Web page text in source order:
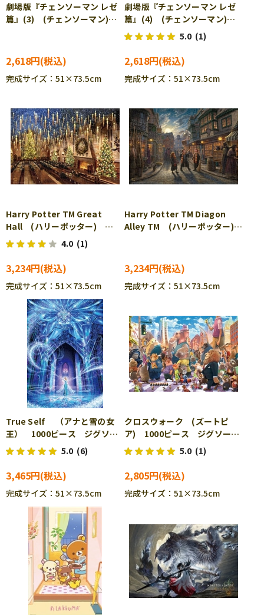
劇場版『チェンソーマン レゼ
篇』(3) (チェンソーマン)
2,618円
完成サイズ：51×73.5cm
劇場版『チェンソーマン レゼ
篇』(4) (チェンソーマン)
1000ピース ジグソーパズ
ル ENS-1000T-559
5.0 (1)
2,618円
完成サイズ：51×73.5cm
Harry Potter TM Great
Hall (ハリーポッター)
1000ピース ジグソーパズ
ル TEN-B1000-849
4.0 (1)
3,234円
完成サイズ：51×73.5cm
Harry Potter TM Diagon
Alley TM (ハリーポッター)
3,234円
完成サイズ：51×73.5cm
True Self （アナと雪の女
王） 1000ピース ジグソー
パズル TEN-D1000-895
5.0 (6)
3,465円
完成サイズ：51×73.5cm
クロスウォーク (ズートピ
ア) 1000ピース ジグソーパ
ズル TEN-D1000-904
5.0 (1)
2,805円
完成サイズ：51×73.5cm